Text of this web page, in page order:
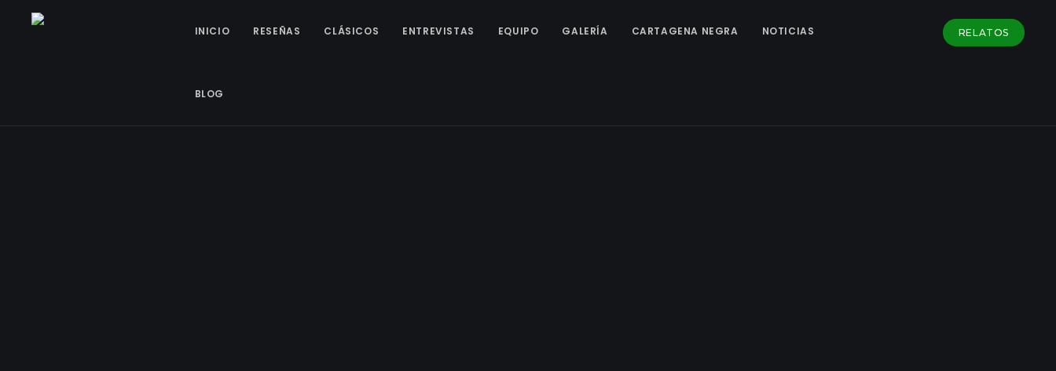
INICIO RESEÑAS CLÁSICOS ENTREVISTAS EQUIPO GALERÍA CARTAGENA NEGRA NOTICIAS
BLOG
RELATOS